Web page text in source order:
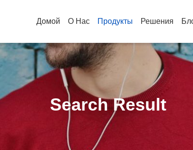
Домой О Нас Продукты Решения
Search Result